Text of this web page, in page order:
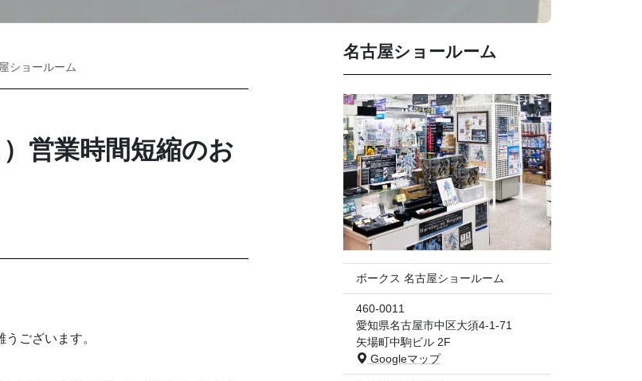
ショールーム
営業時間短縮のお
ございます。
名古屋ショールーム
ボークス 名古屋ショールーム
460-0011
愛知県名古屋市中区大須4-1-71
矢場町中駒ビル 2F
Googleマップ